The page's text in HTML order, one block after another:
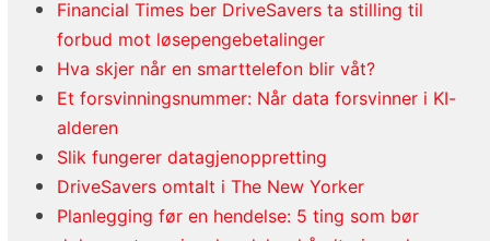
Financial Times ber DriveSavers ta stilling til
forbud mot løsepengebetalinger
Hva skjer når en smarttelefon blir våt?
Et forsvinningsnummer: Når data forsvinner i KI-
alderen
Slik fungerer datagjenoppretting
DriveSavers omtalt i The New Yorker
Planlegging før en hendelse: 5 ting som bør